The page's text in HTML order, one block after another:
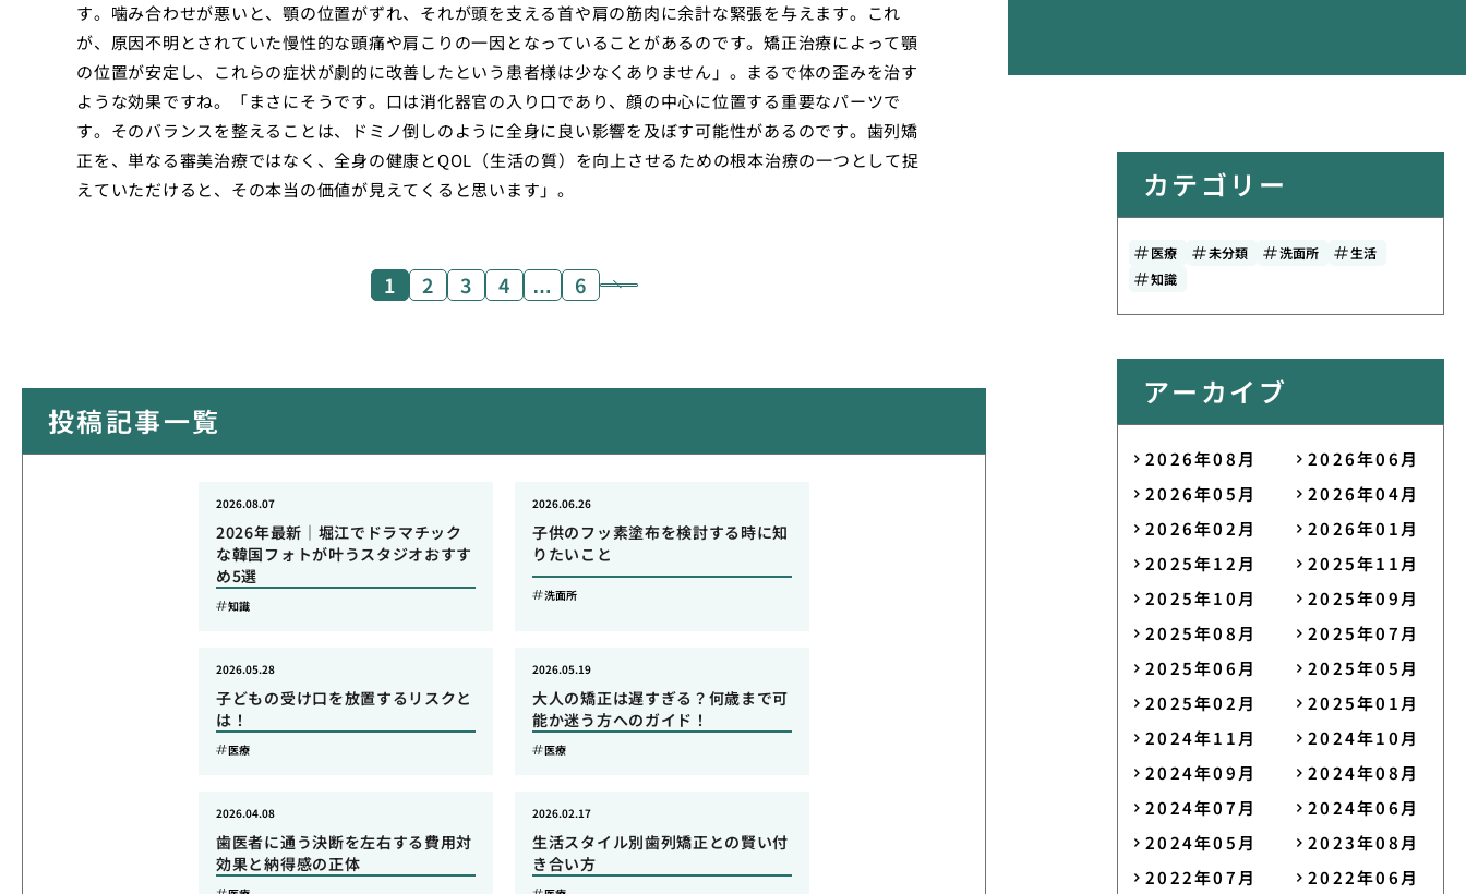
す。噛み合わせが悪いと、顎の位置がずれ、それが頭を支える首や肩の筋肉に余計な緊張を与えます。これ
が、原因不明とされていた慢性的な頭痛や肩こりの一因となっていることがあるのです。矯正治療によって顎
の位置が安定し、これらの症状が劇的に改善したという患者様は少なくありません」。まるで体の歪みを治す
ような効果ですね。「まさにそうです。口は消化器官の入り口であり、顔の中心に位置する重要なパーツで
す。そのバランスを整えることは、ドミノ倒しのように全身に良い影響を及ぼす可能性があるのです。歯列矯
正を、単なる審美治療ではなく、全身の健康とQOL（生活の質）を向上させるための根本治療の一つとして捉
えていただけると、その本当の価値が見えてくると思います」。
1 2 3 4 … 6
投稿記事一覧
2026年最新｜堀江でドラマチック
な韓国フォトが叶うスタジオおすす
め5選
2026.08.07
知識
子供のフッ素塗布を検討する時に知
りたいこと
2026.06.26
洗面所
子どもの受け口を放置するリスクと
は！
2026.05.28
医療
大人の矯正は遅すぎる？何歳まで可
能か迷う方へのガイド！
2026.05.19
医療
歯医者に通う決断を左右する費用対
効果と納得感の正体
2026.04.08
生活スタイル別歯列矯正との賢い付
き合い方
2026.02.17
カテゴリー
医療 未分類 洗面所
生活
知識
アーカイブ
2026年08月
2026年06月
2026年05月
2026年04月
2026年02月
2026年01月
2025年12月
2025年11月
2025年10月
2025年09月
2025年08月
2025年07月
2025年06月
2025年05月
2025年02月
2025年01月
2024年11月
2024年10月
2024年09月
2024年08月
2024年07月
2024年06月
2024年05月
2023年08月
2022年07月
2022年06月